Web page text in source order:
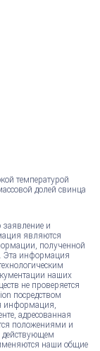
температурой
долей свинца
заявление и
являются
полученной
Эта информация
наших
не проверяется
посредством
информация,
адресованная
положениями и
наши общие